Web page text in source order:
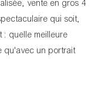
qui soit,
: quelle meilleure
qu'avec un portrait